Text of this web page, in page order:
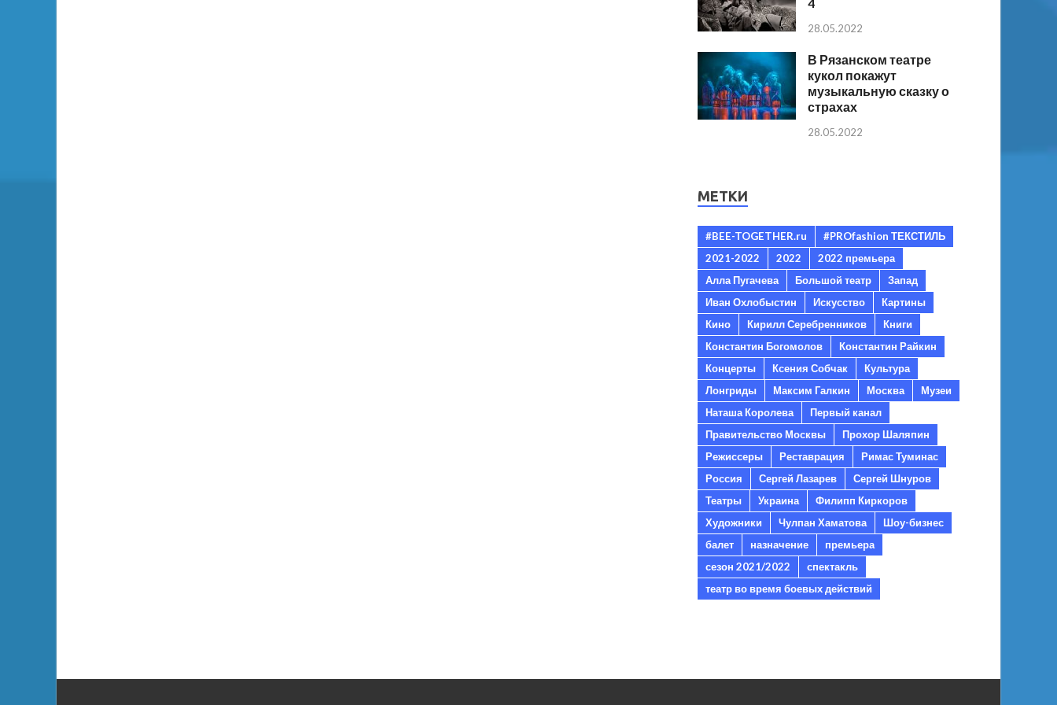
28.05.2022
В Рязанском театре
кукол покажут
музыкальную сказку о
страхах
28.05.2022
МЕТКИ
#BEE-TOGETHER.ru
#PROfashion ТЕКСТИЛЬ
2021-2022
2022
2022 премьера
Алла Пугачева
Большой театр
Запад
Иван Охлобыстин
Искусство
Картины
Кино
Кирилл Серебренников
Книги
Константин Богомолов
Константин Райкин
Концерты
Ксения Собчак
Культура
Лонгриды
Максим Галкин Москва
Музеи
Наташа Королева
Первый канал
Правительство Москвы
Прохор Шаляпин
Режиссеры
Реставрация
Римас Туминас
Россия
Сергей Лазарев
Сергей Шнуров
Театры
Украина
Филипп Киркоров
Художники
Чулпан Хаматова
Шоу-бизнес
балет
назначение
премьера
сезон 2021/2022
спектакль
театр во время боевых действий